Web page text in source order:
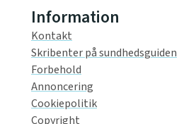
Information
Kontakt
Skribenter på sundhedsguiden
Forbehold
Annoncering
Cookiepolitik
Copyright